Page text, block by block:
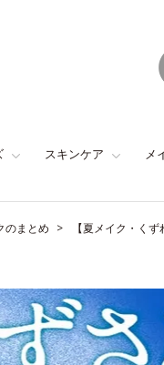
スキンケア メ
のまとめ 【夏メイク・く